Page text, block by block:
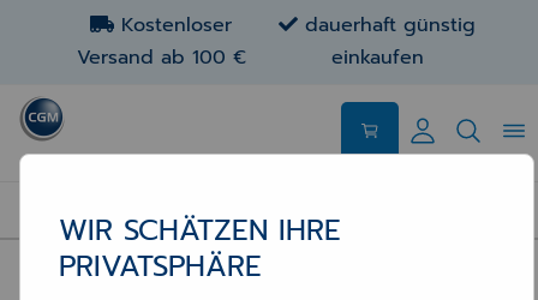
Kostenloser
Versand ab 100 €
dauerhaft günstig
einkaufen
WIR SCHÄTZEN IHRE
PRIVATSPHÄRE